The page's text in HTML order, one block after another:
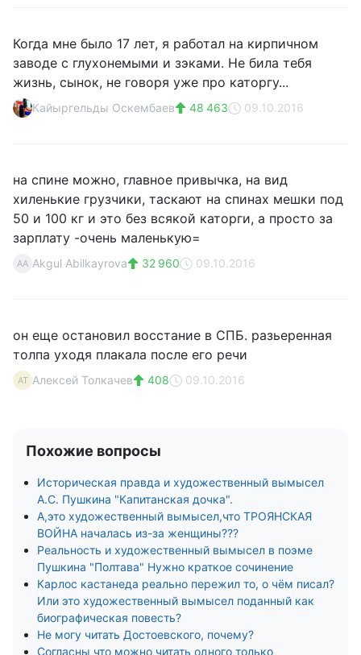
Когда мне было 17 лет, я работал на кирпичном
заводе с глухонемыми и зэками. Не била тебя
жизнь, сынок, не говоря уже про каторгу...
Кайыргельды Оскембаев 48 463 09.10.2016
на спине можно, главное привычка, на вид
хиленькие грузчики, таскают на спинах мешки под
50 и 100 кг и это без всякой каторги, а просто за
зарплату -очень маленькую=
AA Akgul Abilkayrova 32 960 09.10.2016
он еще остановил восстание в СПБ. разьеренная
толпа уходя плакала после его речи
АТ Алексей Толкачев 408 09.10.2016
Похожие вопросы
Историческая правда и художественный вымысел
А.С. Пушкина "Капитанская дочка".
А,это художественный вымысел,что ТРОЯНСКАЯ
ВОЙНА началась из-за женщины???
Реальность и художественный вымысел в поэме
Пушкина "Полтава" Нужно краткое сочинение
Карлос кастанеда реально пережил то, о чём писал?
Или это художественный вымысел поданный как
биографическая повесть?
Не могу читать Достоевского, почему?
Согласны что можно читать одного только